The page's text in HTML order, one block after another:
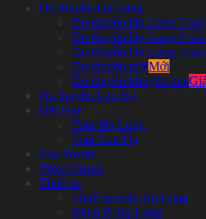
Du thuyền Hạ Long
Du thuyền Hạ Long 5 sao
Du thuyền Hạ Long 4 sao
Du thuyền Hạ Long 3 sao
Du thuyền mới
Du thuyền khuyến mại
Du thuyền Lan Hạ
Đặt tour
Tour Hạ Long
Tour Lan Hạ
Sun World
Yoko Onsen
Thuê xe
Thuê xe máy Hạ Long
Đặt ô tô Hạ Long